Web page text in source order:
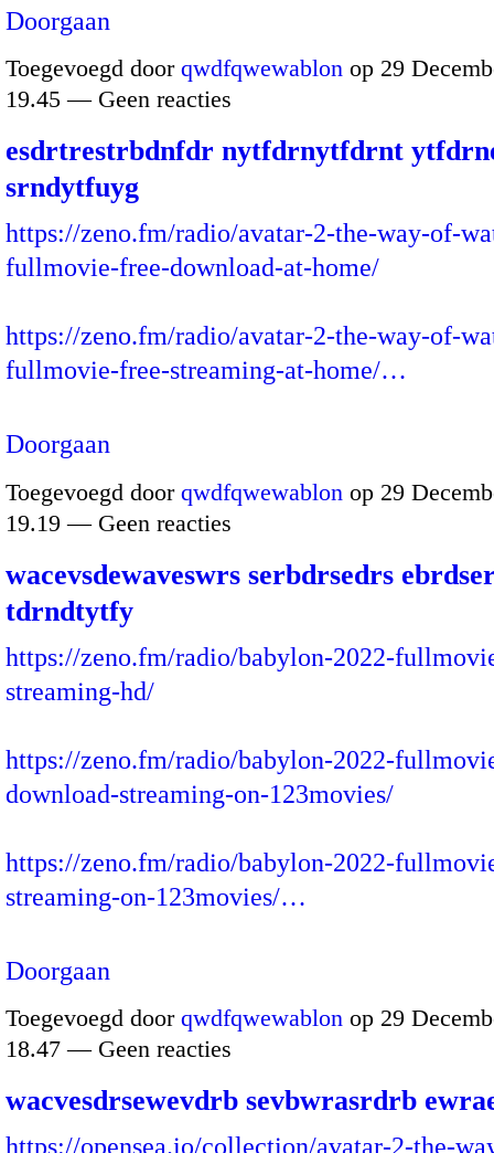
Doorgaan
Toegevoegd door qwdfqwewablon op 29
19.45 — Geen reacties
esdrtrestrbdnfdr nytfdrnytfdrnt
srndytfuyg
https://zeno.fm/radio/avatar-2-the-way-of-
fullmovie-free-download-at-home/
https://zeno.fm/radio/avatar-2-the-way-of-
fullmovie-free-streaming-at-home/…
Doorgaan
Toegevoegd door qwdfqwewablon op 29
19.19 — Geen reacties
wacevsdewaveswrs serbdrsedrs
tdrndtytfy
https://zeno.fm/radio/babylon-2022-
streaming-hd/
https://zeno.fm/radio/babylon-2022-
download-streaming-on-123movies/
https://zeno.fm/radio/babylon-2022-
streaming-on-123movies/…
Doorgaan
Toegevoegd door qwdfqwewablon op 29
18.47 — Geen reacties
wacvesdrsewevdrb sevbwrasrdrb
https://opensea.io/collection/avatar-2-the-